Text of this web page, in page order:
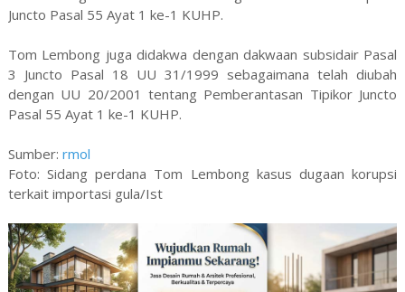
Juncto Pasal 55 Ayat 1 ke-1 KUHP.
Tom Lembong juga didakwa dengan dakwaan subsidair Pasal
3 Juncto Pasal 18 UU 31/1999 sebagaimana telah diubah
dengan UU 20/2001 tentang Pemberantasan Tipikor Juncto
Pasal 55 Ayat 1 ke-1 KUHP.
Sumber: rmol
Foto: Sidang perdana Tom Lembong kasus dugaan korupsi
terkait importasi gula/Ist